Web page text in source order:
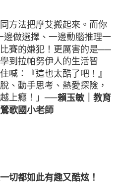
方法把摩艾搬起來。而你
做選擇、一邊動腦推理一
賽的嫌犯！更厲害的是──
到拉帕努伊人的生活智
喊：『這也太酷了吧！』
、動手思考、熱愛探險，
上癮！」──賴玉敏｜教育
歌國小老師
切都如此有趣又酷炫！